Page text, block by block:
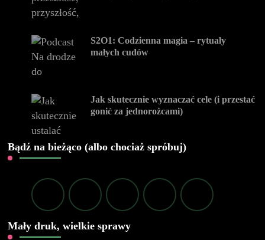
S2O1: Codzienna magia – rytuały
małych cudów
Jak skutecznie wyznaczać cele (i przestać
gonić za jednorożcami)
Bądź na bieżąco (albo chociaż spróbuj)
Mały druk, wielkie sprawy